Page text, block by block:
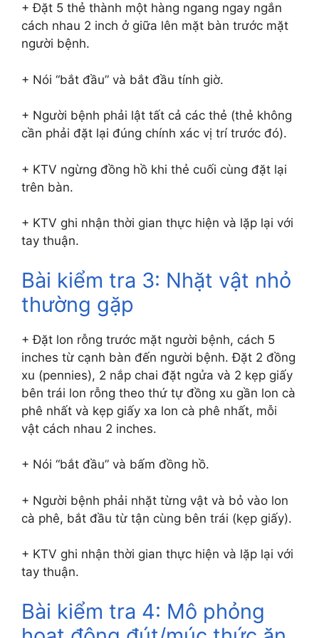
+ Đặt 5 thẻ thành một hàng ngang ngay ngắn
cách nhau 2 inch ở giữa lên mặt bàn trước mặt
người bệnh.
+ Nói “bắt đầu” và bắt đầu tính giờ.
+ Người bệnh phải lật tất cả các thẻ (thẻ không
cần phải đặt lại đúng chính xác vị trí trước đó).
+ KTV ngừng đồng hồ khi thẻ cuối cùng đặt lại
trên bàn.
+ KTV ghi nhận thời gian thực hiện và lặp lại với
tay thuận.
Bài kiểm tra 3: Nhặt vật nhỏ
thường gặp
+ Đặt lon rỗng trước mặt người bệnh, cách 5
inches từ cạnh bàn đến người bệnh. Đặt 2 đồng
xu (pennies), 2 nắp chai đặt ngửa và 2 kẹp giấy
bên trái lon rỗng theo thứ tự đồng xu gần lon cà
phê nhất và kẹp giấy xa lon cà phê nhất, mỗi
vật cách nhau 2 inches.
+ Nói “bắt đầu” và bấm đồng hồ.
+ Người bệnh phải nhặt từng vật và bỏ vào lon
cà phê, bắt đầu từ tận cùng bên trái (kẹp giấy).
+ KTV ghi nhận thời gian thực hiện và lặp lại với
tay thuận.
Bài kiểm tra 4: Mô phỏng